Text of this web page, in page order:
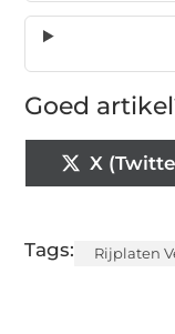
Goed
X
Tags: Rijplaten